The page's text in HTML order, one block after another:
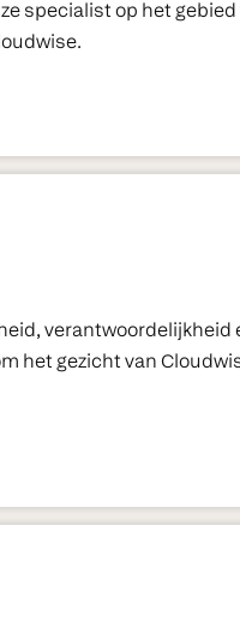
specialist op het
verantwoordelijkheid
het gezicht van